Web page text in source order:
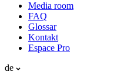
Media room
FAQ
Glossar
Kontakt
Espace Pro
de